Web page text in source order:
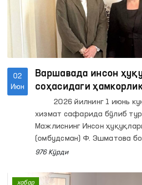
02
Июн
Варшавада инсон
соҳасидаги
муҳокама қилинди
2026 йилнинг 1 июнь
хизмат сафарида бўлиб
Мажлиснинг Инсон
(омбудсман) Ф. Эшматова
делегация аъзолари
институтлар ва инсон
976 Кўрди
хабар